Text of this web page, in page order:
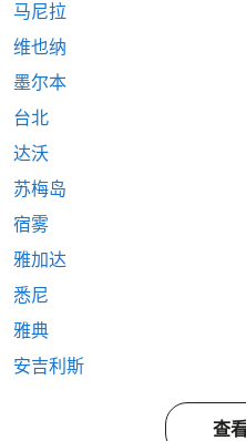
马尼拉
维也纳
墨尔本
台北
达沃
苏梅岛
宿雾
雅加达
悉尼
雅典
安吉利斯
查